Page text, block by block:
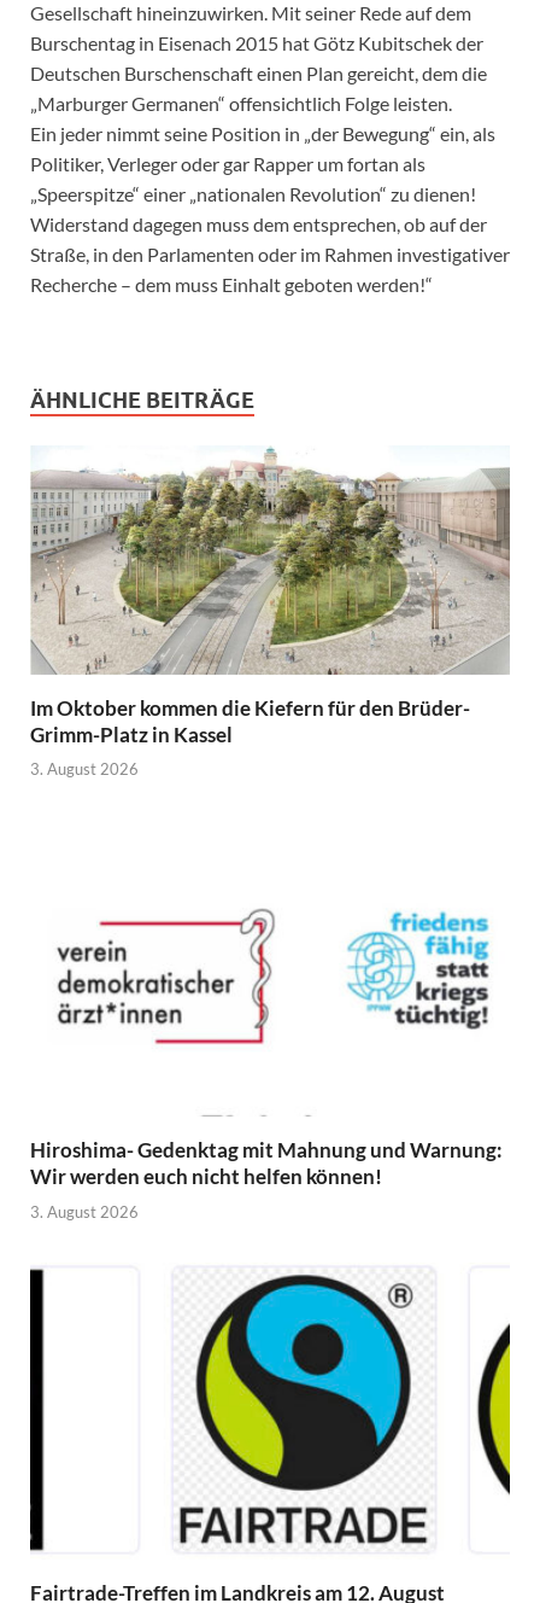
Gesellschaft hineinzuwirken. Mit seiner Rede auf dem
Burschentag in Eisenach 2015 hat Götz Kubitschek der
Deutschen Burschenschaft einen Plan gereicht, dem die
„Marburger Germanen“ offensichtlich Folge leisten.
Ein jeder nimmt seine Position in „der Bewegung“ ein, als
Politiker, Verleger oder gar Rapper um fortan als
„Speerspitze“ einer „nationalen Revolution“ zu dienen!
Widerstand dagegen muss dem entsprechen, ob auf der
Straße, in den Parlamenten oder im Rahmen investigativer
Recherche – dem muss Einhalt geboten werden!“
ÄHNLICHE BEITRÄGE
Im Oktober kommen die Kiefern für den Brüder-
Grimm-Platz in Kassel
3. August 2026
Hiroshima- Gedenktag mit Mahnung und Warnung:
Wir werden euch nicht helfen können!
3. August 2026
Fairtrade-Treffen im Landkreis am 12. August